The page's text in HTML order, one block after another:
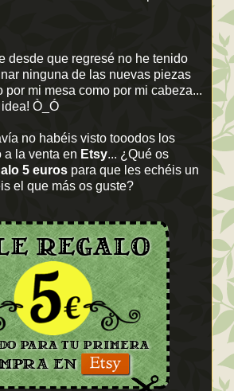
desde que regresé no he tenido
ninguna de las nuevas piezas
por mi mesa como por mi cabeza...
Ò_Ó
no habéis visto tooodos los
a la venta en Etsy... ¿Qué os
5 euros para que les echéis un
el que más os guste?